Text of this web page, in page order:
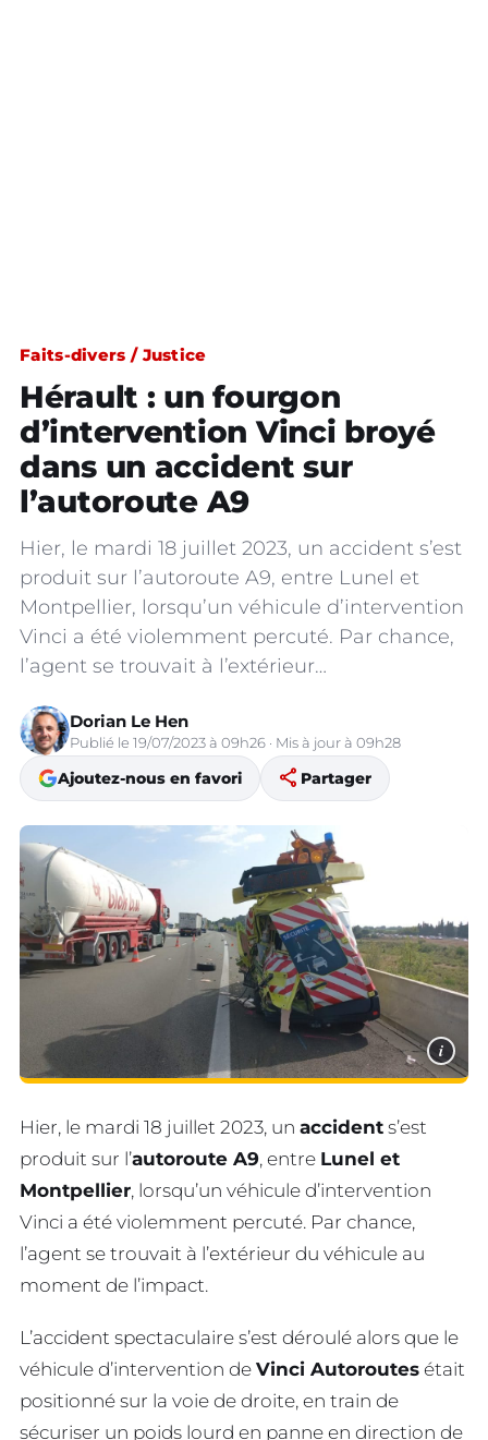
Faits-divers / Justice
Hérault : un fourgon
d’intervention Vinci broyé
dans un accident sur
l’autoroute A9
Hier, le mardi 18 juillet 2023, un accident s’est
produit sur l’autoroute A9, entre Lunel et
Montpellier, lorsqu’un véhicule d’intervention
Vinci a été violemment percuté. Par chance,
l’agent se trouvait à l’extérieur…
Dorian Le Hen
Publié le 19/07/2023 à 09h26 · Mis à jour à 09h28
Ajoutez-nous en favori share Partager
i
Hier, le mardi 18 juillet 2023, un accident s’est
produit sur l’autoroute A9, entre Lunel et
Montpellier, lorsqu’un véhicule d’intervention
Vinci a été violemment percuté. Par chance,
l’agent se trouvait à l’extérieur du véhicule au
moment de l’impact.
L’accident spectaculaire s’est déroulé alors que le
véhicule d’intervention de Vinci Autoroutes était
positionné sur la voie de droite, en train de
sécuriser un poids lourd en panne en direction de